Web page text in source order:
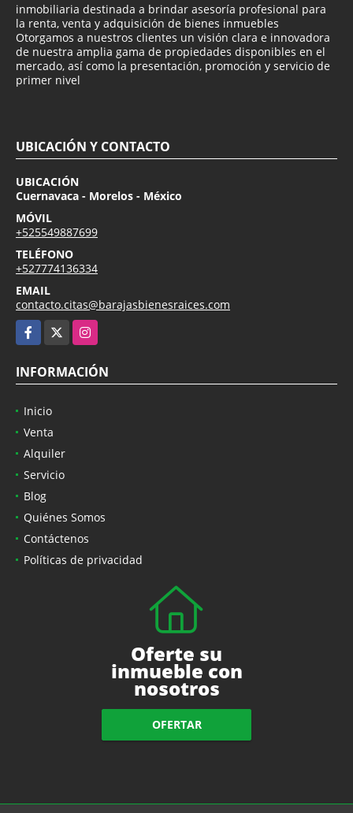
inmobiliaria destinada a brindar asesoría profesional para
la renta, venta y adquisición de bienes inmuebles
Otorgamos a nuestros clientes un visión clara e innovadora
de nuestra amplia gama de propiedades disponibles en el
mercado, así como la presentación, promoción y servicio de
primer nivel
UBICACIÓN Y CONTACTO
UBICACIÓN
Cuernavaca - Morelos - México
MÓVIL
+525549887699
TELÉFONO
+527774136334
EMAIL
contacto.citas@barajasbienesraices.com
Facebook
Instagram
INFORMACIÓN
Inicio
Venta
Alquiler
Servicio
Blog
Quiénes Somos
Contáctenos
Políticas de privacidad
Oferte su
inmueble con
nosotros
OFERTAR